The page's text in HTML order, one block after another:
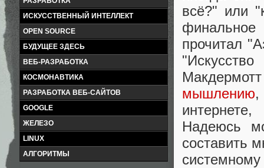
ИСКУССТВЕННЫЙ ИНТЕЛЛЕКТ
OPEN SOURCE
БУДУЩЕЕ ЗДЕСЬ
ВЕБ-РАЗРАБОТКА
КОСМОНАВТИКА
РАЗРАБОТКА ВЕБ-САЙТОВ
GOOGLE
ЖЕЛЕЗО
LINUX
АЛГОРИТМЫ
всё?" или
прочитал
мышлению,
Надеюсь
составить
системному